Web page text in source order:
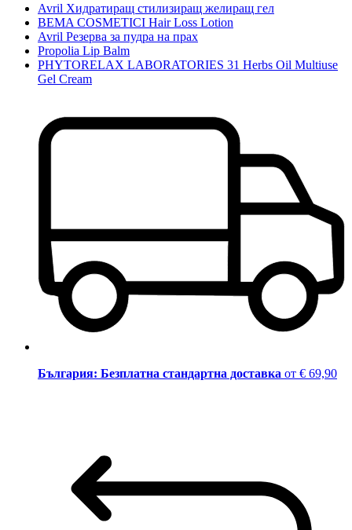
Avril Хидратиращ стилизиращ желиращ гел
BEMA COSMETICI Hair Loss Lotion
Avril Резерва за пудра на прах
Propolia Lip Balm
PHYTORELAX LABORATORIES 31 Herbs Oil Multiuse
Gel Cream
България: Безплатна стандартна доставка от € 69,90